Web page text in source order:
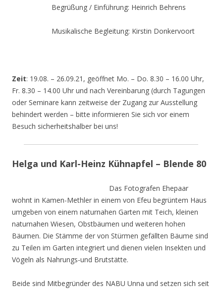
Begrüßung / Einführung: Heinrich Behrens
Musikalische Begleitung: Kirstin Donkervoort
Zeit: 19.08. – 26.09.21, geöffnet Mo. – Do. 8.30 – 16.00 Uhr,
Fr. 8.30 – 14.00 Uhr und nach Vereinbarung (durch Tagungen
oder Seminare kann zeitweise der Zugang zur Ausstellung
behindert werden – bitte informieren Sie sich vor einem
Besuch sicherheitshalber bei uns!
Helga und Karl-Heinz Kühnapfel – Blende 80
Das Fotografen Ehepaar
wohnt in Kamen-Methler in einem von Efeu begrüntem Haus
umgeben von einem naturnahen Garten mit Teich, kleinen
naturnahen Wiesen, Obstbäumen und weiteren hohen
Bäumen. Die Stämme der von Stürmen gefällten Bäume sind
zu Teilen im Garten integriert und dienen vielen Insekten und
Vögeln als Nahrungs-und Brutstätte.
Beide sind Mitbegründer des NABU Unna und setzen sich seit